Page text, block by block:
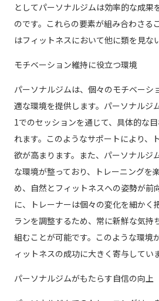
としてパーソナルジムは効率的な成果
のです。これらの要素が組み合わさる
はフィットネスにおいて他に類を見な
モチベーション維持に役立つ環境
パーソナルジムは、個々のモチベーシ
適な環境を提供します。パーソナルジ
1でのセッションを通じて、具体的な
れます。このようなサポートにより、
欲が高まります。また、パーソナルジ
な環境が整っており、トレーニングを
め、自然とフィットネスへの姿勢が前
に、トレーナーは個々の変化を細かく
ランを調整するため、常に新鮮な気持
組むことが可能です。このような環境
ィットネスの成功に大きく寄与していま
パーソナルジムがもたらす自信の向上